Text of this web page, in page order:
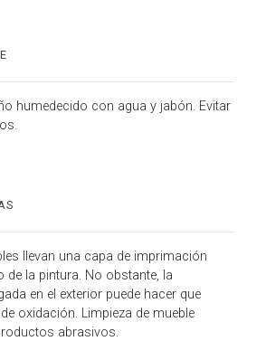
humedecido con agua y jabón. Evitar
llevan una capa de imprimación
de la pintura. No obstante, la
en el exterior puede hacer que
oxidación. Limpieza de mueble
abrasivos.